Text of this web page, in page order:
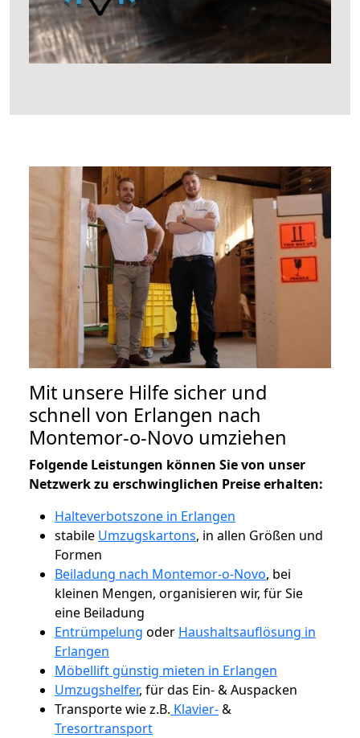
Mit unsere Hilfe sicher und
schnell von Erlangen nach
Montemor-o-Novo umziehen
Folgende Leistungen können Sie von unser
Netzwerk zu erschwinglichen Preise erhalten:
Halteverbotszone in Erlangen
stabile Umzugskartons, in allen Größen und
Formen
Beiladung nach Montemor-o-Novo, bei
kleinen Mengen, organisieren wir, für Sie
eine Beiladung
Entrümpelung oder Haushaltsauflösung in
Erlangen
Möbellift günstig mieten in Erlangen
Umzugshelfer, für das Ein- & Auspacken
Transporte wie z.B. Klavier-&
Tresortransport